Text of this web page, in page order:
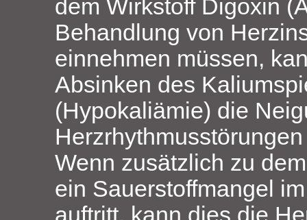
dem Wirkstoff Digoxin
Behandlung von
einnehmen müssen,
Absinken des
(Hypokaliämie) die
Wenn zusätzlich zu
ein Sauerstoffmangel